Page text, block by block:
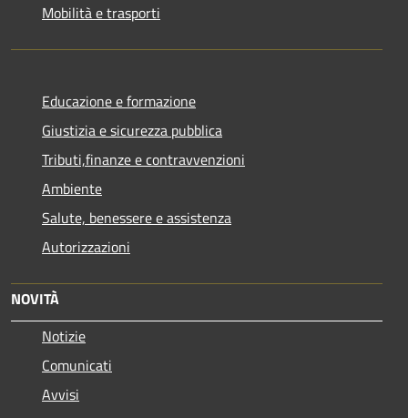
Mobilità e trasporti
Educazione e formazione
Giustizia e sicurezza pubblica
Tributi,finanze e contravvenzioni
Ambiente
Salute, benessere e assistenza
Autorizzazioni
NOVITÀ
Notizie
Comunicati
Avvisi